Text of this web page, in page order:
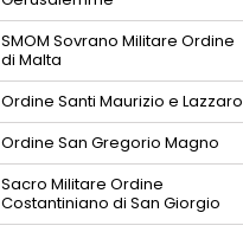
SMOM Sovrano Militare Ordine
di Malta
Ordine Santi Maurizio e Lazzaro
Ordine San Gregorio Magno
Sacro Militare Ordine
Costantiniano di San Giorgio